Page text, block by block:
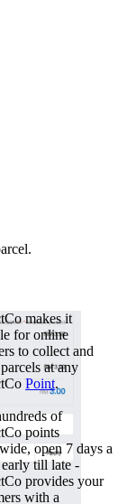
makes it
for online
to collect and
at any
Point.
of
points
open 7 days a
till late -
provides your
with a